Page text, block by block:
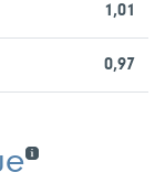
1,01
0,97